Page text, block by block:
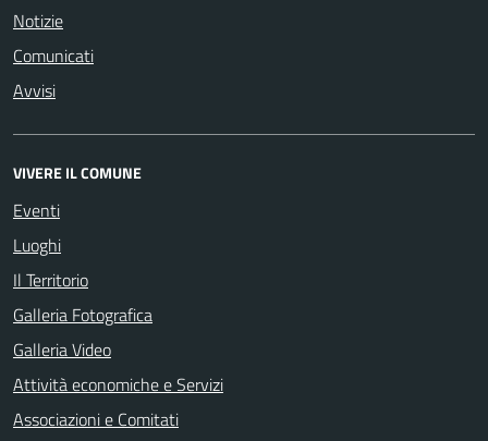
Notizie
Comunicati
Avvisi
VIVERE IL COMUNE
Eventi
Luoghi
Il Territorio
Galleria Fotografica
Galleria Video
Attività economiche e Servizi
Associazioni e Comitati